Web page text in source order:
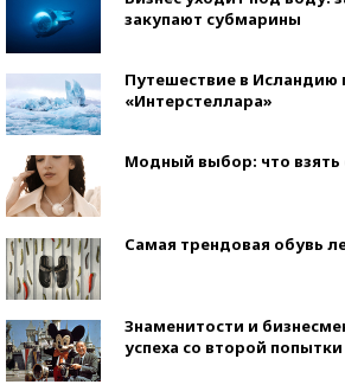
закупают субмарины
Путешествие в Исландию
«Интерстеллара»
Модный выбор: что взять
Самая трендовая обувь
Знаменитости и
успеха со второй попытки